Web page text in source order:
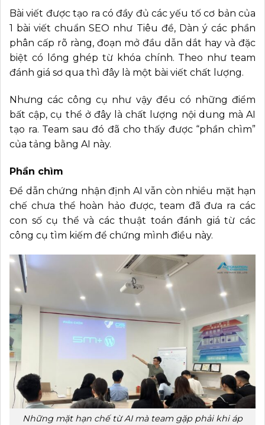
Bài viết được tạo ra có đầy đủ các yếu tố cơ bản của
1 bài viết chuẩn SEO như Tiêu đề, Dàn ý các phần
phân cấp rõ ràng, đoạn mở đầu dẫn dắt hay và đặc
biệt có lồng ghép từ khóa chính. Theo như team
đánh giá sơ qua thì đây là một bài viết chất lượng.
Nhưng các công cụ như vậy đều có những điểm
bất cập, cụ thể ở đây là chất lượng nội dung mà AI
tạo ra. Team sau đó đã cho thấy được “phần chìm”
của tảng bằng AI này.
Phần chìm
Để dẫn chứng nhận định AI vẫn còn nhiều mặt hạn
chế chưa thể hoàn hảo được, team đã đưa ra các
con số cụ thể và các thuật toán đánh giá từ các
công cụ tìm kiếm để chứng mình điều này.
Những mặt hạn chế từ AI mà team gặp phải khi áp